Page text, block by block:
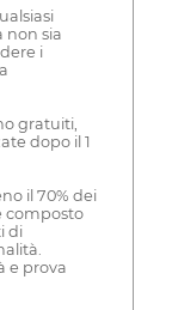
non sia
i
gratuiti,
dopo il 1
il 70% dei
composto
di
e prova